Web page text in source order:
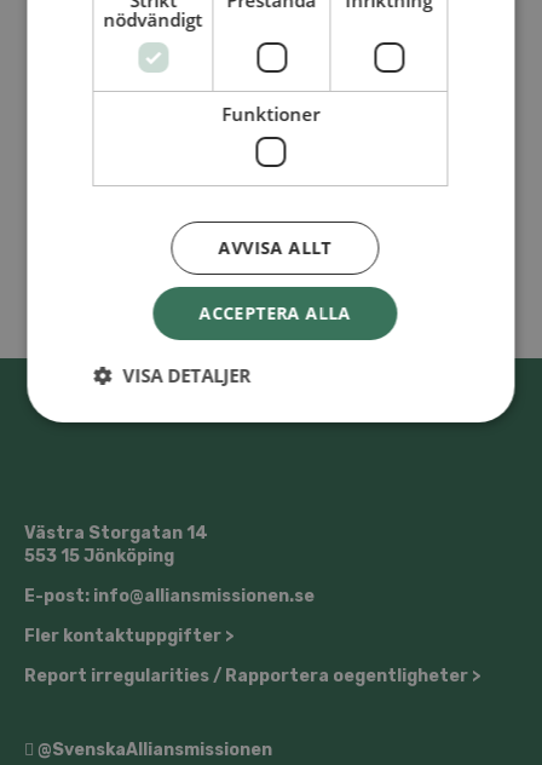
Västra Storgatan 14
553 15 Jönköping
E-post: info@alliansmissionen.se
Fler kontaktuppgifter >
Report irregularities / Rapportera oegentligheter >
@SvenskaAlliansmissionen
nödvändigt
Funktioner
ACCEPTERA ALLA
AVVISA ALLT
VISA DETALJER